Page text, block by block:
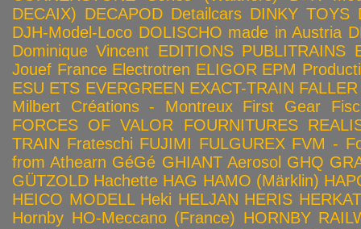
DECAIX) DECAPOD Detailcars DINKY TOYS
DJH-Model-Loco DOLISCHO made in Austria
Dominique Vincent EDITIONS PUBLITRAINS
Jouef France Electrotren ELIGOR EPM
ESU ETS EVERGREEN EXACT-TRAIN FALLER
Milbert Créations - Montreux First Gear
FORCES OF VALOR
FOURNITURES
TRAIN Frateschi FUJIMI FULGUREX FVM -
from Athearn GéGé GHIANT Aerosol GHQ
GÜTZOLD Hachette HAG HAMO (Märklin)
HEICO MODELL Heki HELJAN HERIS HERKAT
Hornby HO-Meccano (France) HORNBY